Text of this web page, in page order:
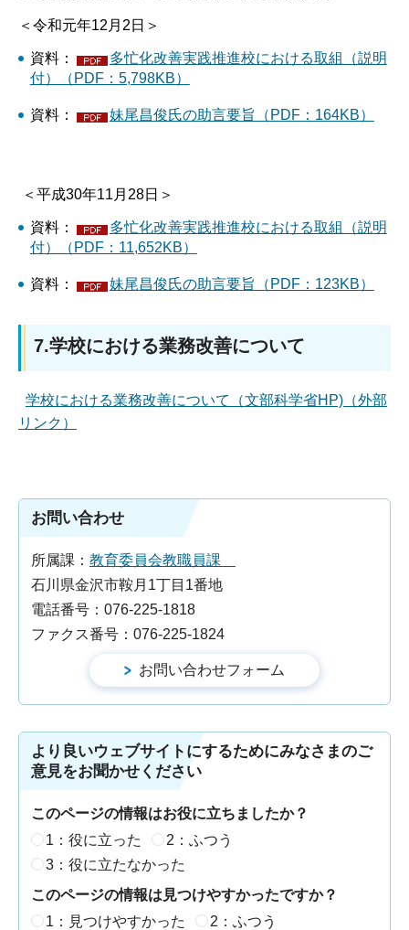
＜令和元年12月2日＞
資料：
多忙化改善実践推進校における取組（説明
付）（PDF：5,798KB）
資料： 妹尾昌俊氏の助言要旨（PDF：164KB）
＜平成30年11月28日＞
資料：
多忙化改善実践推進校における取組（説明
付）（PDF：11,652KB）
資料： 妹尾昌俊氏の助言要旨（PDF：123KB）
7.学校における業務改善について
学校における業務改善について（文部科学省HP)（外部
リンク）
お問い合わせ
所属課： 教育委員会教職員課
石川県金沢市鞍月1丁目1番地
電話番号：076-225-1818
ファクス番号：076-225-1824
より良いウェブサイトにするためにみなさまのご
意見をお聞かせください
このページの情報はお役に立ちましたか？
1：役に立った
2：ふつう
3：役に立たなかった
このページの情報は見つけやすかったですか？
1：見つけやすかった
2：ふつう